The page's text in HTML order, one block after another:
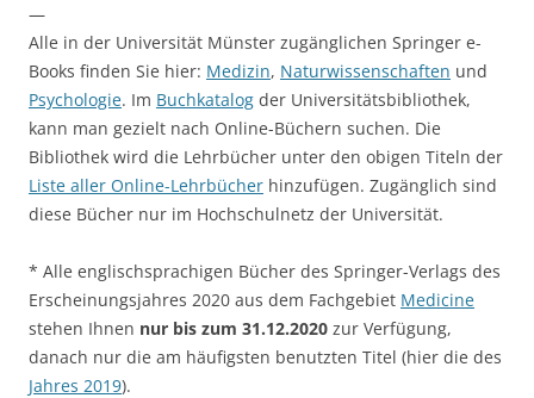
—
Alle in der Universität Münster zugänglichen Springer e-
Books finden Sie hier: Medizin, Naturwissenschaften und
Psychologie. Im Buchkatalog der Universitätsbibliothek,
kann man gezielt nach Online-Büchern suchen. Die
Bibliothek wird die Lehrbücher unter den obigen Titeln der
Liste aller Online-Lehrbücher hinzufügen. Zugänglich sind
diese Bücher nur im Hochschulnetz der Universität.
* Alle englischsprachigen Bücher des Springer-Verlags des
Erscheinungsjahres 2020 aus dem Fachgebiet Medicine
stehen Ihnen nur bis zum 31.12.2020 zur Verfügung,
danach nur die am häufigsten benutzten Titel (hier die des
Jahres 2019).